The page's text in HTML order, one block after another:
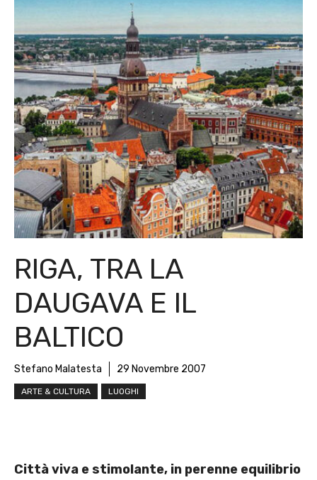
RIGA, TRA LA
DAUGAVA E IL
BALTICO
Stefano Malatesta 29 Novembre 2007
ARTE & CULTURA LUOGHI
Città viva e stimolante, in perenne equilibrio